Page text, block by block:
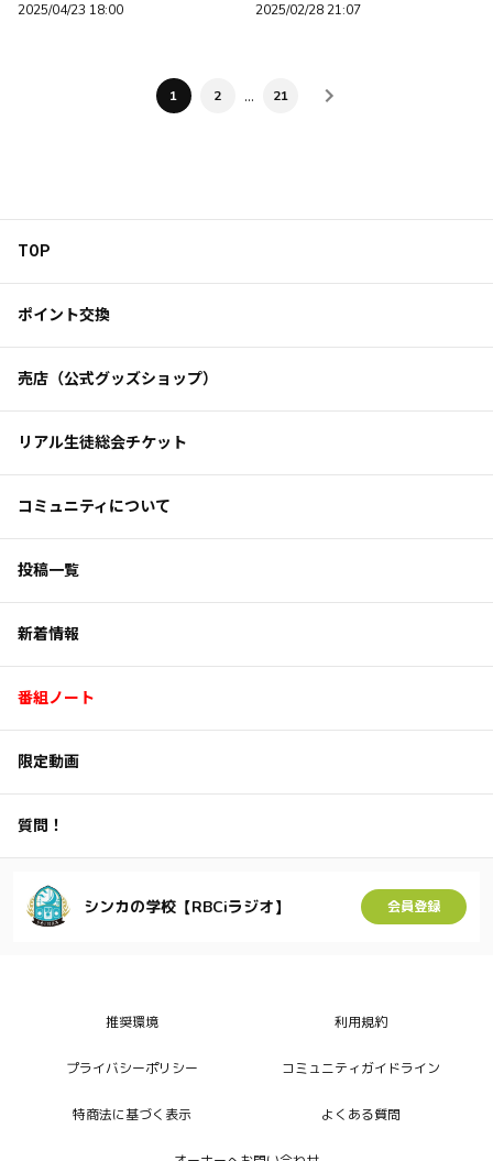
2025/04/23 18:00 2025/02/28 21:07
1 2 … 21
TOP
ポイント交換
売店（公式グッズショップ）
リアル生徒総会チケット
コミュニティについて
投稿一覧
新着情報
番組ノート
限定動画
質問！
シンカの学校【RBCiラジオ】 会員登録
推奨環境 利用規約
プライバシーポリシー コミュニティガイドライン
特商法に基づく表示 よくある質問